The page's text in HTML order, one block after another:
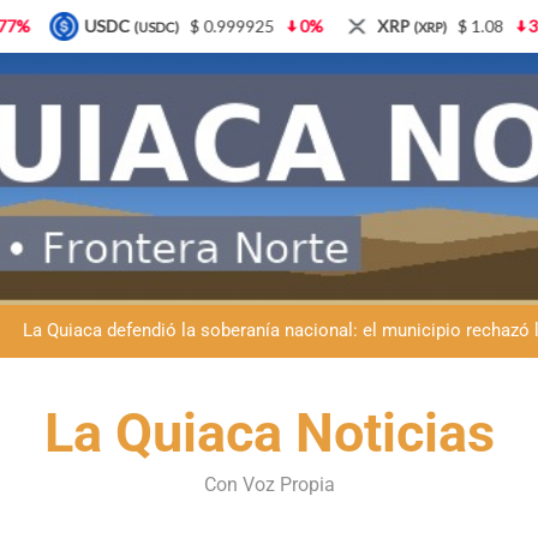
Día del Niño en La Quiaca: el municipio prepara una gran
La Quiaca despide a Luis Barea: el
La Quiaca defendió la soberanía nacional: el municipio
La Quiaca despide a Luis Barea: el
La Quiaca Noticias
Con Voz Propia
$ 0.999925 0% XRP(XRP) $ 1.08 3.87% Solana(SOL)